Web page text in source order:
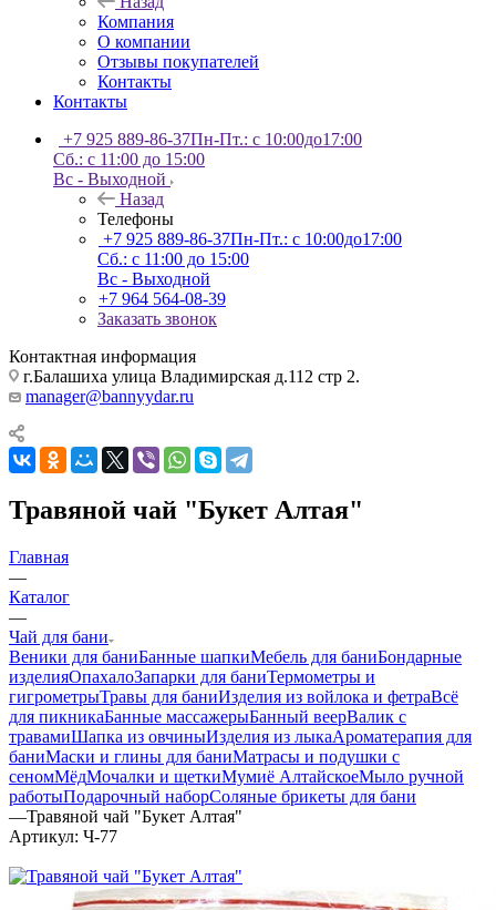
Компания
О компании
Отзывы покупателей
Контакты
Контакты
+7 925 889-86-37Пн-Пт.: с 10:00до17:00
Сб.: с 11:00 до 15:00
Вс - Выходной
Назад
Телефоны
+7 925 889-86-37Пн-Пт.: с 10:00до17:00
Сб.: с 11:00 до 15:00
Вс - Выходной
+7 964 564-08-39
Заказать звонок
Контактная информация
г.Балашиха улица Владимирская д.112 стр 2.
manager@bannyydar.ru
Травяной чай "Букет Алтая"
Главная
—
Каталог
—
Чай для бани
Веники для баниБанные шапкиМебель для баниБондарные
изделияОпахалоЗапарки для баниТермометры и
гигрометрыТравы для баниИзделия из войлока и фетраВсё
для пикникаБанные массажерыБанный веерВалик с
травамиШапка из овчиныИзделия из лыкаАроматерапия для
баниМаски и глины для баниМатрасы и подушки с
сеномМёдМочалки и щеткиМумиё АлтайскоеМыло ручной
работыПодарочный наборСоляные брикеты для бани
—Травяной чай "Букет Алтая"
Артикул: Ч-77